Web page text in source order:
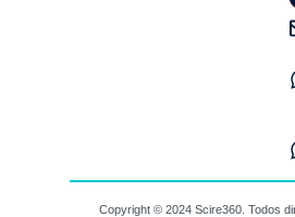
Copyright © 2024 Scire360. Todos